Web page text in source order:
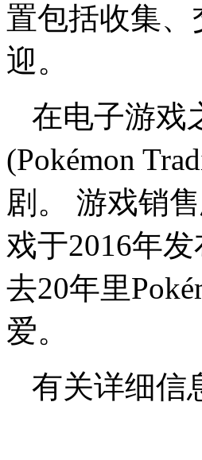
置包括收集
迎。
在电子游戏
(Pokémon
剧。 游戏销
戏于2016年
去20年里
爱。
有关详细信